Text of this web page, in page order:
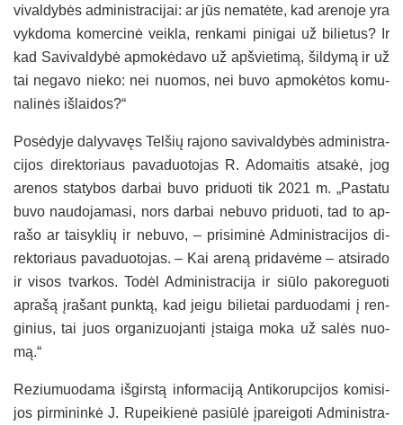
vi­val­dy­bės ad­mi­nist­ra­ci­jai: ar jūs ne­ma­tė­te, kad are­no­je yra
vyk­do­ma ko­mer­ci­nė veik­la, ren­ka­mi pi­ni­gai už bi­lie­tus? Ir
kad Sa­vi­val­dy­bė ap­mo­kė­da­vo už ap­švie­ti­mą, šil­dy­mą ir už
tai ne­ga­vo nie­ko: nei nuo­mos, nei bu­vo ap­mo­kė­tos ko­mu­
na­li­nės iš­lai­dos?“
Po­sė­dy­je da­ly­va­vęs Tel­šių ra­jo­no sa­vi­val­dy­bės ad­mi­nist­ra­
ci­jos di­rek­to­riaus pa­va­duo­to­jas R. Ado­mai­tis at­sa­kė, jog
are­nos sta­ty­bos dar­bai bu­vo pri­duo­ti tik 2021 m. „Pas­ta­tu
bu­vo nau­do­ja­ma­si, nors dar­bai ne­bu­vo pri­duo­ti, tad to ap­
ra­šo ar tai­syk­lių ir ne­bu­vo, – pri­si­mi­nė Ad­mi­nist­ra­ci­jos di­
rek­to­riaus pa­va­duo­to­jas. – Kai are­ną pri­da­vė­me – at­si­ra­do
ir vi­sos tvar­kos. To­dėl Ad­mi­nist­ra­ci­ja ir siū­lo pa­ko­re­guo­ti
ap­ra­šą įra­šant punk­tą, kad jei­gu bi­lie­tai par­duo­da­mi į ren­
gi­nius, tai juos or­ga­ni­zuo­jan­ti įstai­ga mo­ka už sa­lės nuo­
mą.“
Re­ziu­muo­da­ma iš­girs­tą in­for­ma­ci­ją An­ti­ko­rup­ci­jos ko­mi­si­
jos pir­mi­nin­kė J. Ru­pei­kie­nė pa­siū­lė įpa­rei­go­ti Ad­mi­nist­ra­